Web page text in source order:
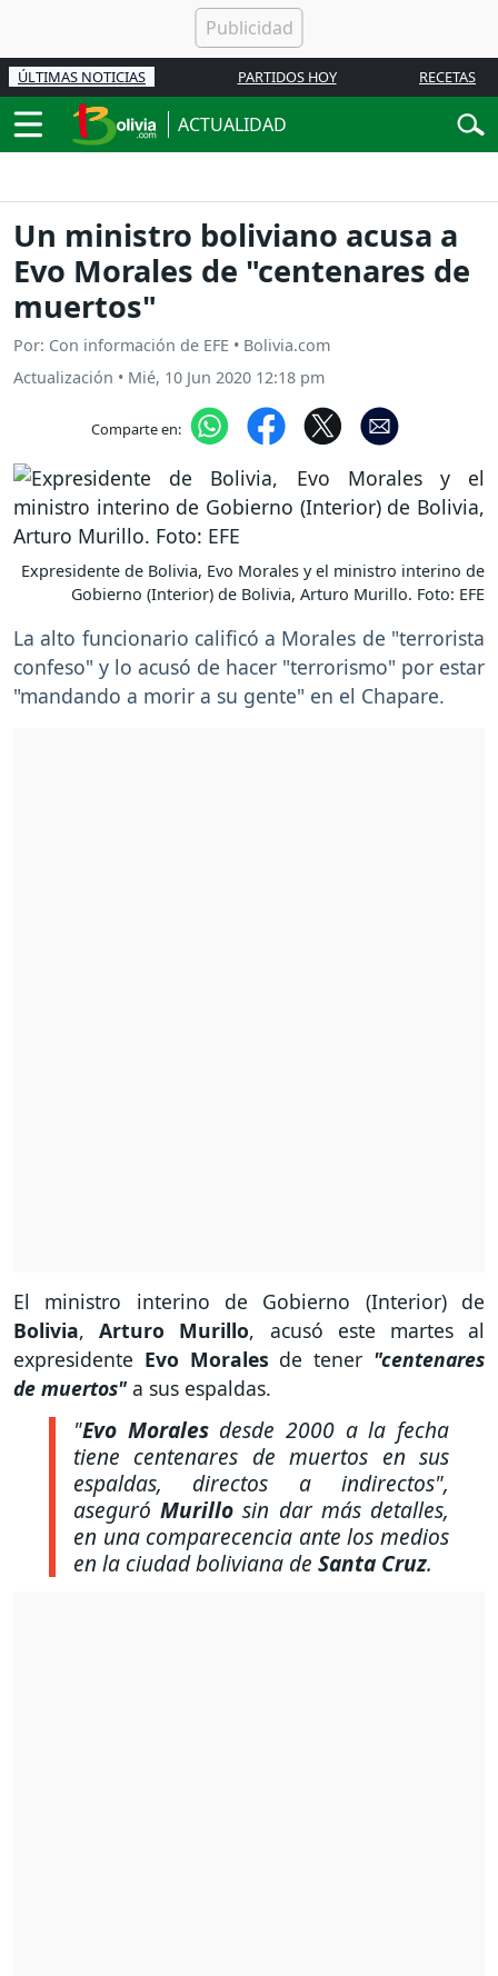
ÚLTIMAS NOTICIAS PARTIDOS HOY RECETAS
ACTUALIDAD
Un ministro boliviano acusa a
Evo Morales de "centenares de
muertos"
Por: Con información de EFE • Bolivia.com
Actualización • Mié, 10 Jun 2020 12:18 pm
Comparte en:
Expresidente de Bolivia, Evo Morales y el ministro interino de
Gobierno (Interior) de Bolivia, Arturo Murillo. Foto: EFE
La alto funcionario calificó a Morales de "terrorista
confeso" y lo acusó de hacer "terrorismo" por estar
"mandando a morir a su gente" en el Chapare.
El ministro interino de Gobierno (Interior) de
Bolivia,Arturo Murillo, acusó este martes al
expresidente Evo Morales de tener "centenares
de muertos" a sus espaldas.
"Evo Morales desde 2000 a la fecha
tiene centenares de muertos en sus
espaldas, directos a indirectos",
aseguróMurillosin dar más detalles,
en una comparecencia ante los medios
en la ciudad boliviana de Santa Cruz.